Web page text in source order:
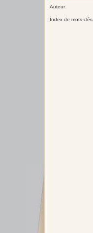
Auteur
Index de mots-clés